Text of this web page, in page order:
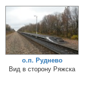
о.п. Руднево
Вид в сторону Ряжска